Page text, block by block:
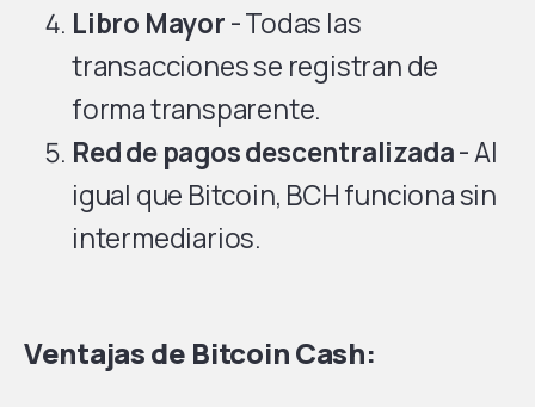
Libro Mayor- Todas las
transacciones se registran de
forma transparente.
Red de pagos descentralizada- Al
igual que Bitcoin, BCH funciona sin
intermediarios.
Ventajas de Bitcoin Cash: